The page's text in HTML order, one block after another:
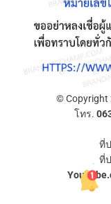
© Copyright
โทร.
ที่
ที่